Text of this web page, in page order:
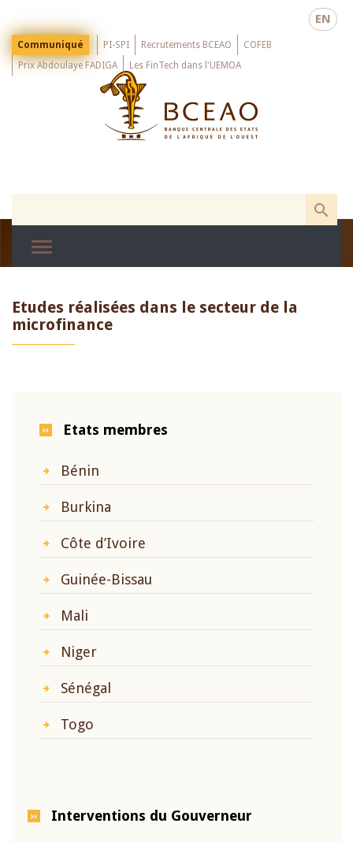
main
EN
Menu
Top
Communiqué PI-SPI Recrutements BCEAO
COFEB
Prix Abdoulaye FADIGA
Les FinTech dans l'UEMOA
Etudes réalisées dans le secteur de la
microfinance
Etats membres
Bénin
Burkina
Côte d’Ivoire
Guinée-Bissau
Mali
Niger
Sénégal
Togo
Interventions du Gouverneur